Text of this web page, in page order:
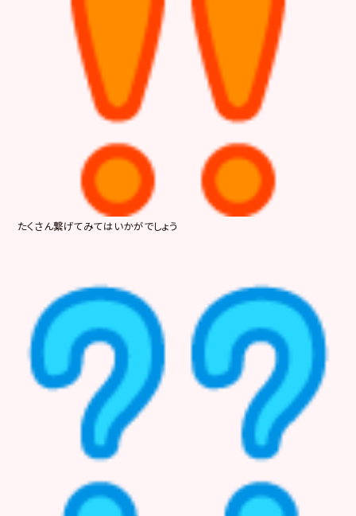
たくさん繋げてみてはいかがでしょう